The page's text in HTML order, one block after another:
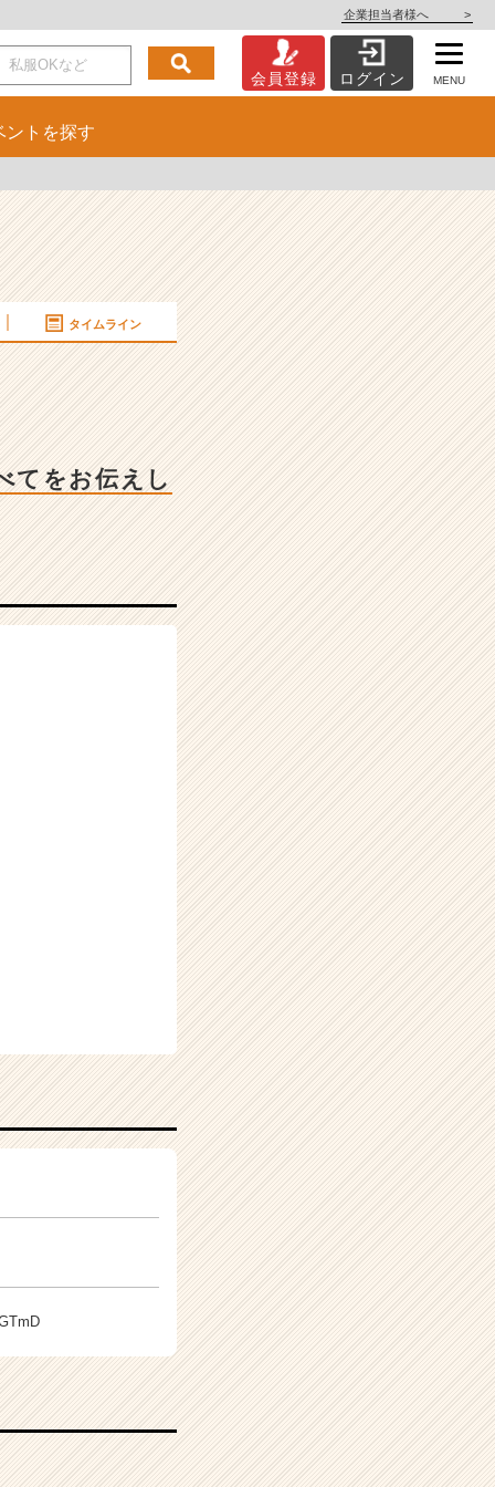
企業担当者様へ >
会員登録 ログイン MENU
ント を探す
タイムライン
てをお伝えし